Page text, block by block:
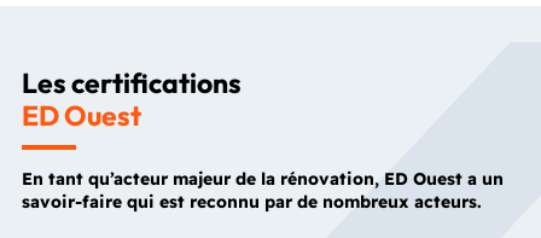
En tant qu’acteur majeur de la rénovation, ED Ouest a un
savoir-faire qui est reconnu par de nombreux acteurs.
Les certifications
ED Ouest